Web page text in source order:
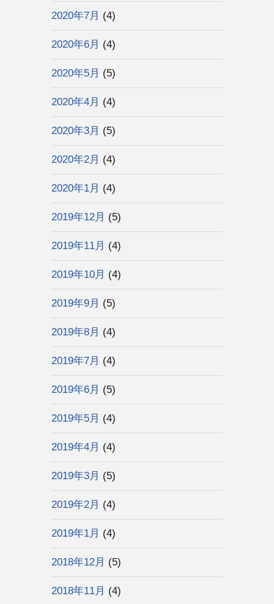
2020年7月 (4)
2020年6月 (4)
2020年5月 (5)
2020年4月 (4)
2020年3月 (5)
2020年2月 (4)
2020年1月 (4)
2019年12月 (5)
2019年11月 (4)
2019年10月 (4)
2019年9月 (5)
2019年8月 (4)
2019年7月 (4)
2019年6月 (5)
2019年5月 (4)
2019年4月 (4)
2019年3月 (5)
2019年2月 (4)
2019年1月 (4)
2018年12月 (5)
2018年11月 (4)